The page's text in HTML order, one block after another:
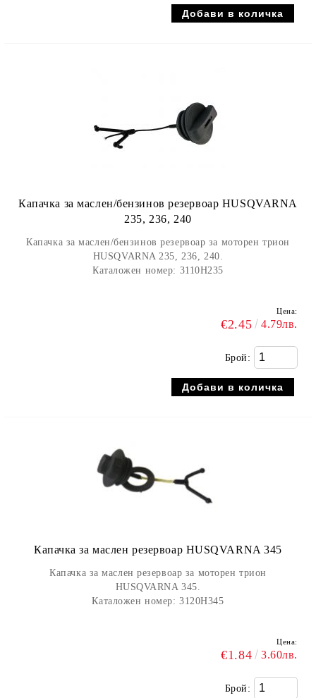
Капачка за маслен/бензинов резервоар HUSQVARNA
235, 236, 240
Капачка за маслен/бензинов резервоар за моторен трион
HUSQVARNA 235, 236, 240.
Каталожен номер: 3110H235
Цена:
€2.45 4.79лв.
Брой:
Капачка за маслен резервоар HUSQVARNA 345
Капачка за маслен резервоар за моторен трион
HUSQVARNA 345.
Каталожен номер: 3120H345
Цена:
€1.84 3.60лв.
Брой: